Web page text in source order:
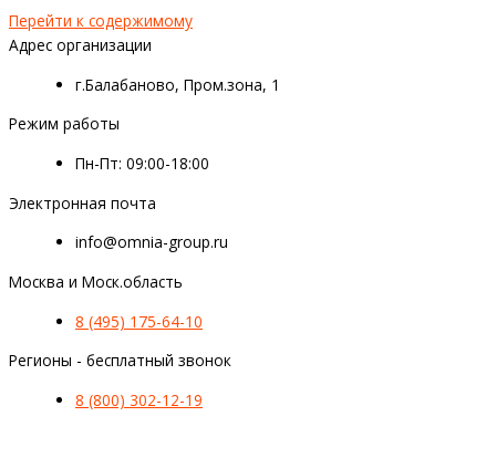
Перейти к содержимому
Адрес организации
г.Балабаново, Пром.зона, 1
Режим работы
Пн-Пт: 09:00-18:00
Электронная почта
info@omnia-group.ru
Москва и Моск.область
8 (495) 175-64-10
Регионы - бесплатный звонок
8 (800) 302-12-19